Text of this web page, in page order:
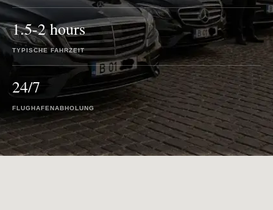
1.5-2 hours
TYPISCHE FAHRZEIT
24/7
FLUGHAFENABHOLUNG